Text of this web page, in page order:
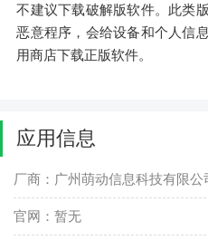
不建议下载破解版软件。此类
恶意程序，会给设备和个人信
用商店下载正版软件。
应用信息
厂商：广州萌动信息科技有限公
官网：暂无